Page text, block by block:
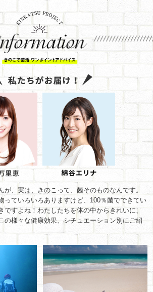
が、実は、きのこって、菌そのものなんです。
っていろいろありますけど、100％菌でできてい
ですよね！わたしたちを体の中からきれいに、
の様々な健康効果、シチュエーション別にご紹